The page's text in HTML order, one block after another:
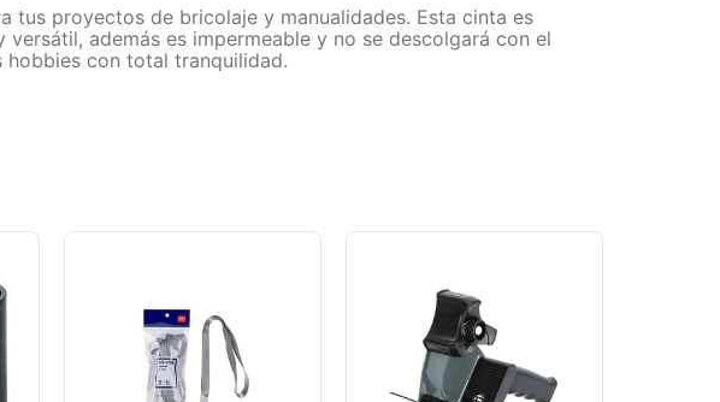
tus proyectos de bricolaje y manualidades. Esta cinta es
además es impermeable y no se descolgará con el
con total tranquilidad.